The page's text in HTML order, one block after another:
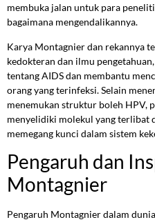
membuka jalan untuk para
bagaimana mengendalikannya.
Karya Montagnier dan rekannya
kedokteran dan ilmu
tentang AIDS dan membantu
orang yang terinfeksi. Selain
menemukan struktur boleh HPV,
menyelidiki molekul yang terlibat
memegang kunci dalam sistem
Pengaruh dan
Montagnier
Pengaruh Montagnier dalam